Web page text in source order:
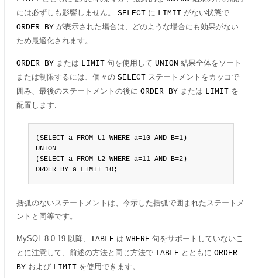
には必ずしも影響しません。 SELECT に LIMIT がない状態で
ORDER BY が表示された場合は、どのような場合にも効果がない
ため最適化されます。
ORDER BY または LIMIT 句を使用して UNION 結果全体をソート
または制限するには、個々の SELECT ステートメントをカッコで
囲み、最後のステートメントの後に ORDER BY または LIMIT を
配置します:
(SELECT a FROM t1 WHERE a=10 AND B=1)
UNION
(SELECT a FROM t2 WHERE a=11 AND B=2)
ORDER BY a LIMIT 10;
括弧のないステートメントは、今示した括弧で囲まれたステートメ
ントと同等です。
MySQL 8.0.19 以降、 TABLE は WHERE 句をサポートしていないこ
とに注意して、前述の方法と同じ方法で TABLE とともに ORDER
BY および LIMIT を使用できます。